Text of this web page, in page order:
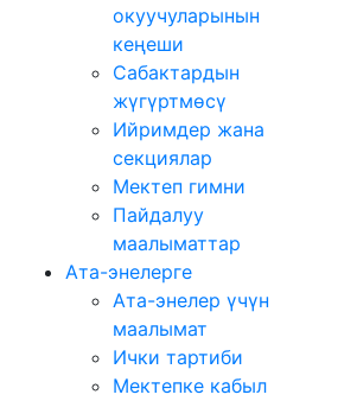
окуучуларынын
кеңеши
Сабактардын
жүгүртмѳсү
Ийримдер жана
секциялар
Мектеп гимни
Пайдалуу
маалыматтар
Ата-энелерге
Ата-энелер үчүн
маалымат
Ички тартиби
Мектепке кабыл